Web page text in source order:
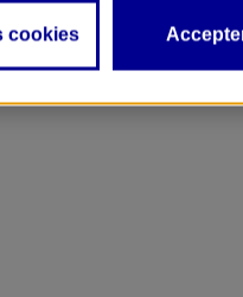
cookies